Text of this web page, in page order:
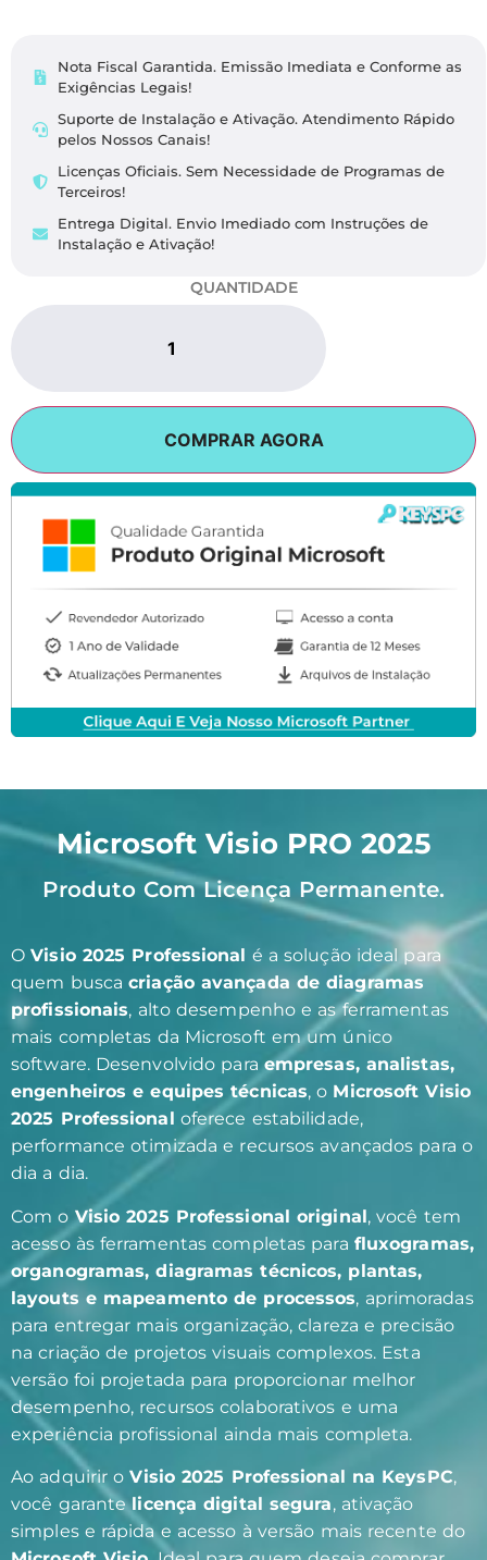
Nota Fiscal Garantida. Emissão Imediata e Conforme as
Exigências Legais​!
Suporte de Instalação e Ativação. Atendimento Rápido
pelos Nossos Canais!
Licenças Oficiais. Sem Necessidade de Programas de
Terceiros!
Entrega Digital. Envio Imediado com Instruções de
Instalação e Ativação!
QUANTIDADE
COMPRAR AGORA
Microsoft Visio PRO 2025
Produto Com Licença Permanente.
OVisio 2025 Professional é a solução ideal para
quem buscacriação avançada de diagramas
profissionais, alto desempenho e as ferramentas
mais completas da Microsoft em um único
software. Desenvolvido paraempresas, analistas,
engenheiros e equipes técnicas, o Microsoft Visio
2025 Professional oferece estabilidade,
performance otimizada e recursos avançados para o
dia a dia.
Com o Visio 2025 Professional original, você tem
acesso às ferramentas completas para fluxogramas,
organogramas, diagramas técnicos, plantas,
layouts e mapeamento de processos, aprimoradas
para entregar mais organização, clareza e precisão
na criação de projetos visuais complexos. Esta
versão foi projetada para proporcionar melhor
desempenho, recursos colaborativos e uma
experiência profissional ainda mais completa.
Ao adquirir oVisio 2025 Professional na KeysPC,
você garantelicença digital segura, ativação
simples e rápida e acesso à versão mais recente do